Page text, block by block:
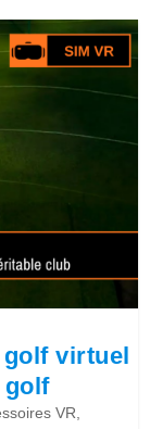
golf virtuel
golf
VR,